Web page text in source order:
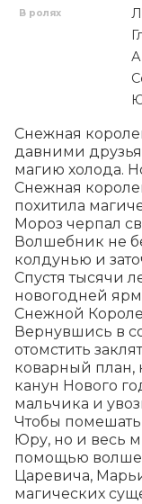
В ролях
Снежная
давними
магию холода.
Снежная
похитила
Мороз черпал
Волшебник не
колдунью и
Спустя тысячи
новогодней
Снежной
Вернувшись в
отомстить
коварный план,
канун Нового
мальчика и
Чтобы помешать
Юру, но и весь
помощью
Царевича,
магических